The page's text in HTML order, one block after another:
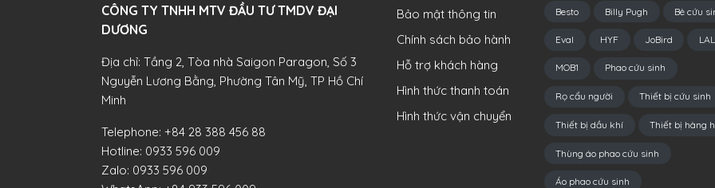
CÔNG TY TNHH MTV ĐẦU TƯ TMDV ĐẠI
DƯƠNG​
Địa chỉ: Tầng 2, Tòa nhà Saigon Paragon, Số 3
Nguyễn Lương Bằng, Phường Tân Mỹ, TP Hồ Chí
Minh
Telephone: +84 28 388 456 88
Hotline: 0933 596 009
Zalo: 0933 596 009
Bảo mật thông tin
Chính sách bảo hành
Hỗ trợ khách hàng
Hình thức thanh toán
Hình thức vận chuyển
Besto Billy Pugh Bè cứu
Eval HYF JoBird
MOB1 Phao cứu sinh
Rọ cẩu người Thiết bị cứu sinh
Thiết bị dầu khí Thiết bị hàng
Thùng áo phao cứu sinh
Áo phao cứu sinh